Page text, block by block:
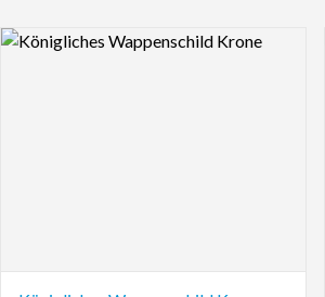
Logo Preview Image